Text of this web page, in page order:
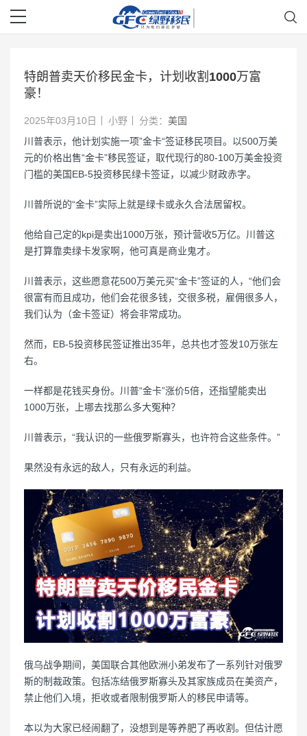
特朗普卖天价移民金卡，计划收割1000万富
豪！
2025年03月10日 小野 分类： 美国
川普表示，他计划实施一项”金卡“签证移民项目。以500万美
元的价格出售“金卡”移民签证，取代现行的80-100万美金投资
门槛的美国EB-5投资移民绿卡签证，以减少财政赤字。
川普所说的“金卡”实际上就是绿卡或永久合法居留权。
他给自己定的kpi是卖出1000万张，预计营收5万亿。川普这
是打算靠卖绿卡发家啊，他可真是商业鬼才。
川普表示，这些愿意花500万美元买“金卡”签证的人，“他们会
很富有而且成功，他们会花很多钱，交很多税，雇佣很多人，
我们认为（金卡签证）将会非常成功。
然而，EB-5投资移民签证推出35年，总共也才签发10万张左
右。
一样都是花钱买身份。川普“金卡”涨价5倍，还指望能卖出
1000万张，上哪去找那么多大冤种？
川普表示，“我认识的一些俄罗斯寡头，也许符合这些条件。”
果然没有永远的敌人，只有永远的利益。
俄乌战争期间，美国联合其他欧洲小弟发布了一系列针对俄罗
斯的制裁政策。包括冻结俄罗斯寡头及其家族成员在美资产，
禁止他们入境，拒收或者限制俄罗斯人的移民申请等。
本以为大家已经闹翻了，没想到是等养肥了再收割。但估计愿